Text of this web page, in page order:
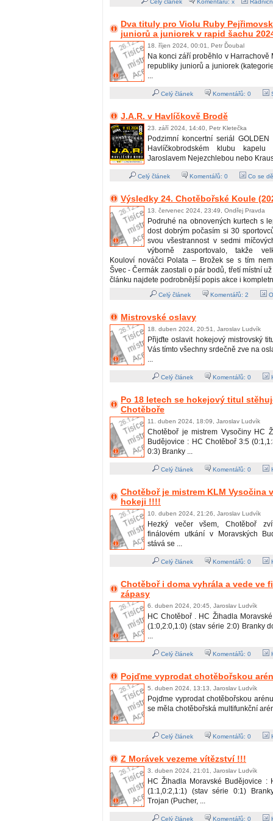
Celý článek Komentářů: x
Dva tituly pro Violu Ruby
juniorů a juniorek v rapid šachu
18. říjen 2024, 00:01, Petr Ďoubal
Na konci září proběhlo v Harrachově
republiky juniorů a juniorek
...
Celý článek Komentářů: 0
J.A.R. v Havlíčkově Brodě
23. září 2024, 14:40, Petr Kletečka
Podzimní koncertní seriál
Havlíčkobrodském klubu
Jaroslavem Nejezchlebou nebo
Celý článek Komentářů: 0 Co se
Výsledky 24. Chotěbořské Koule
13. červenec 2024, 23:49, Ondřej Pravda
Podruhé na obnovených kurtech s
dost dobrým počasím si 30
svou všestrannost v sedmi
výborně zasportovalo, takže
Kouloví nováčci Polata – Brožek se s tím
Švec - Čermák zaostali o pár bodů, třetí místní
článku najdete podrobnější popis akce i
Celý článek Komentářů: 2
Mistrovské oslavy
18. duben 2024, 20:51, Jaroslav Ludvík
Přijďte oslavit hokejový mistrovský
Vás tímto všechny srdečně zve na
...
Celý článek Komentářů: 0
Po 18 letech se hokejový titul
Chotěboře
11. duben 2024, 18:09, Jaroslav Ludvík
Chotěboř je mistrem Vysočiny HC
Budějovice : HC Chotěboř 3:5
0:3) Branky ...
Celý článek Komentářů: 0
Chotěboř je mistrem KLM Vysočina
hokeji !!!!
10. duben 2024, 21:26, Jaroslav Ludvík
Hezký večer všem, Chotěboř
finálovém utkání v Moravských
stává se ...
Celý článek Komentářů: 0
Chotěboř i doma vyhrála a vede ve
zápasy
6. duben 2024, 20:45, Jaroslav Ludvík
HC Chotěboř . HC Žihadla
(1:0,2:0,1:0) (stav série 2:0) Branky
...
Celý článek Komentářů: 0
Pojďme vyprodat chotěbořskou
5. duben 2024, 13:13, Jaroslav Ludvík
Pojďme vyprodat chotěbořskou
se měla chotěbořská multifunkční
Celý článek Komentářů: 0
Z Morávek vezeme vítězství !!!
3. duben 2024, 21:01, Jaroslav Ludvík
HC Žihadla Moravské Budějovice :
(1:1,0:2,1:1) (stav série 0:1)
Trojan (Pucher, ...
Celý článek Komentářů: 0